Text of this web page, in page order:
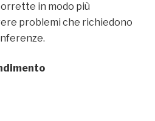
in modo più
problemi che richiedono